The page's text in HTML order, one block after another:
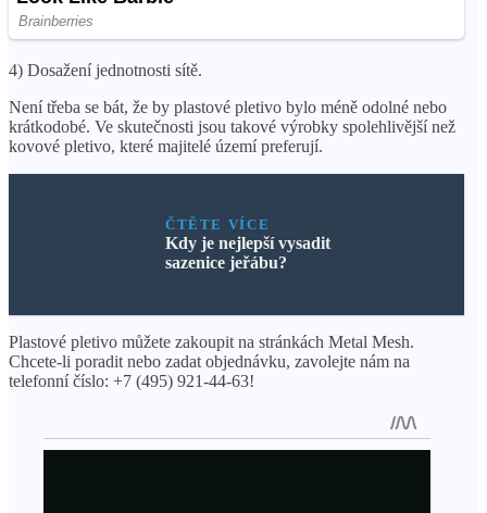
4) Dosažení jednotnosti sítě.
Není třeba se bát, že by plastové pletivo bylo méně odolné nebo
krátkodobé. Ve skutečnosti jsou takové výrobky spolehlivější než
kovové pletivo, které majitelé území preferují.
ČTĚTE VÍCE
Kdy je nejlepší vysadit
sazenice jeřábu?
Plastové pletivo můžete zakoupit na stránkách Metal Mesh.
Chcete-li poradit nebo zadat objednávku, zavolejte nám na
telefonní číslo: +7 (495) 921-44-63!